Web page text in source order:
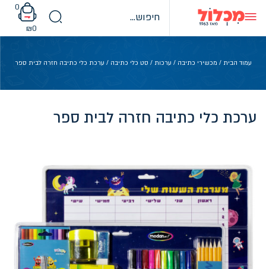
content
0
₪0
עמוד הבית / מכשירי כתיבה / ערכות / סט כלי כתיבה / ערכת כלי כתיבה חזרה לבית ספר
ערכת כלי כתיבה חזרה לבית ספר